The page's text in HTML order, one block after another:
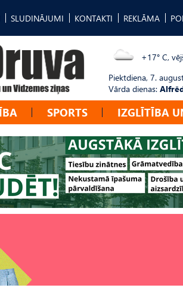
SLUDINĀJUMI KONTAKTI REKLĀMA
+17° C,
Piektdiena, 7.
Vārda dienas:
SPORTS IZGLĪTĪBA